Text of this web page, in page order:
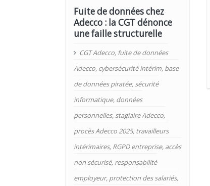
Fuite de données chez
Adecco : la CGT dénonce
une faille structurelle
CGT Adecco, fuite de données
Adecco, cybersécurité intérim, base
de données piratée, sécurité
informatique, données
personnelles, stagiaire Adecco,
procès Adecco 2025, travailleurs
intérimaires, RGPD entreprise, accès
non sécurisé, responsabilité
employeur, protection des salariés,